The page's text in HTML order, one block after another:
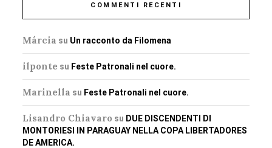
COMMENTI RECENTI
Márcia su Un racconto da Filomena
ilponte su Feste Patronali nel cuore.
Marinella su Feste Patronali nel cuore.
Lisandro Chiavaro su DUE DISCENDENTI DI
MONTORIESI IN PARAGUAY NELLA COPA LIBERTADORES
DE AMERICA.